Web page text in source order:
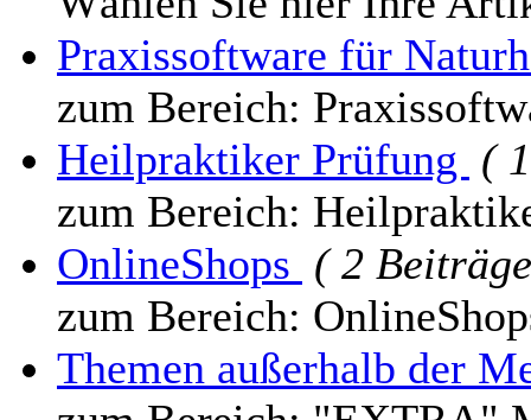
Praxissoftware für
zum Bereich:
Heilpraktiker Prüfung (
zum Bereich:
OnlineShops ( 2
zum Bereich:
Themen außerhalb der